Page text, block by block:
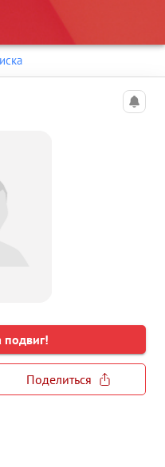
подвиг!
Поделиться